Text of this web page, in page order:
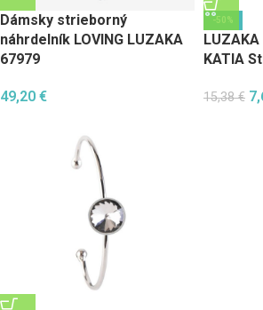
Dámsky strieborný
náhrdelník LOVING LUZAKA
67979
49,20 €
-50%
KATIA
15,38€